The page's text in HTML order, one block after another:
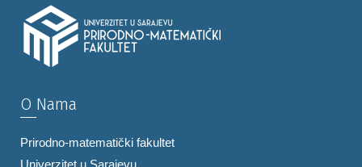
O Nama
Prirodno-matematički fakultet
Univerzitet u Sarajevu